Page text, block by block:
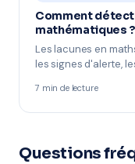
Comment
mathématiques ?
Les lacunes en
les signes d'alerte,
7 min de lecture
Questions